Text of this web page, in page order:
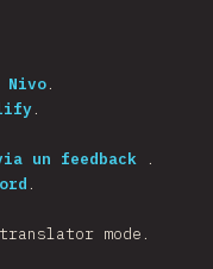
Nivo.
.
un feedback
.
.
mode.